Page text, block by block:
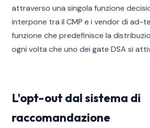
attraverso una singola funzione
interpone tra il CMP e i vendor di ad-
funzione che predefinisce la
ogni volta che uno dei gate DSA si
L'opt-out dal sistema di
raccomandazione